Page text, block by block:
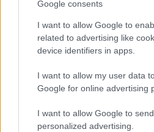
Google consents
I want to allow Google to
related to advertising like
device identifiers in apps.
I want to allow my user data
Google for online advertising
I want to allow Google to
personalized advertising.
házat, ahol végre elférhetnek.